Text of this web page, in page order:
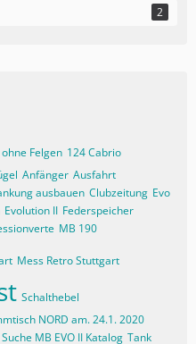
2
ohne Felgen 124 Cabrio
Anfänger Ausfahrt
ausbauen Clubzeitung Evo
Evolution II Federspeicher
MB 190
Mess Retro Stuttgart
Schalthebel
NORD am. 24.1. 2020
Suche MB EVO II Katalog Tank